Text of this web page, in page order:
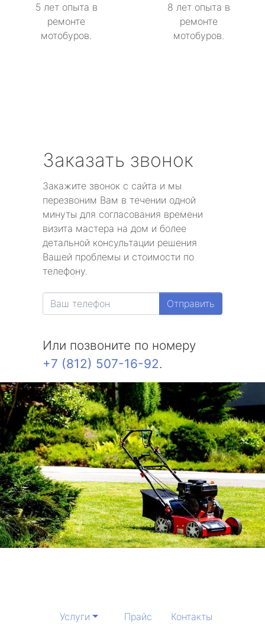
5 лет опыта в
ремонте
мотобуров.
8 лет опыта в
ремонте
мотобуров.
Заказать звонок
Закажите звонок с сайта и мы
перезвоним Вам в течении одной
минуты для согласования времени
визита мастера на дом и более
детальной консультации решения
Вашей проблемы и стоимости по
телефону.
Отправить
Или позвоните по номеру
+7 (812) 507-16-92.
Услуги Прайс Контакты